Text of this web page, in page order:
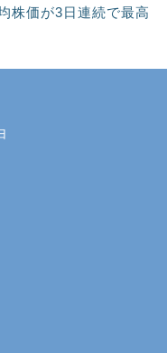
株価が3日連続で最高